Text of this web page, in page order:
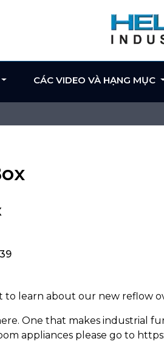
to learn about our new reflow
One that makes industrial
appliances please go to
CÁC VIDEO VÀ HẠNG MỤC